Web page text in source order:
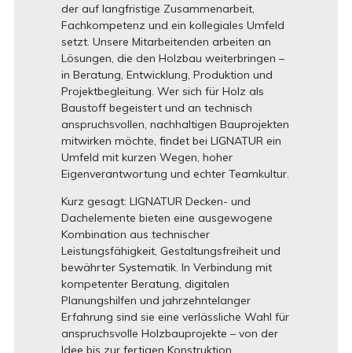
der auf langfristige Zusammenarbeit,
Fachkompetenz und ein kollegiales Umfeld
setzt. Unsere Mitarbeitenden arbeiten an
Lösungen, die den Holzbau weiterbringen –
in Beratung, Entwicklung, Produktion und
Projektbegleitung. Wer sich für Holz als
Baustoff begeistert und an technisch
anspruchsvollen, nachhaltigen Bauprojekten
mitwirken möchte, findet bei LIGNATUR ein
Umfeld mit kurzen Wegen, hoher
Eigenverantwortung und echter Teamkultur.
Kurz gesagt: LIGNATUR Decken- und
Dachelemente bieten eine ausgewogene
Kombination aus technischer
Leistungsfähigkeit, Gestaltungsfreiheit und
bewährter Systematik. In Verbindung mit
kompetenter Beratung, digitalen
Planungshilfen und jahrzehntelanger
Erfahrung sind sie eine verlässliche Wahl für
anspruchsvolle Holzbauprojekte – von der
Idee bis zur fertigen Konstruktion.